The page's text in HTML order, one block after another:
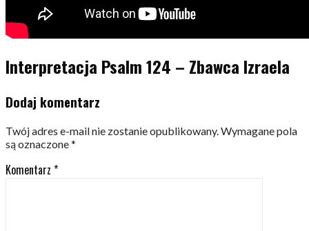
Interpretacja Psalm 124 – Zbawca Izraela
Dodaj komentarz
Twój adres e-mail nie zostanie opublikowany.Wymagane pola
są oznaczone*
Komentarz *